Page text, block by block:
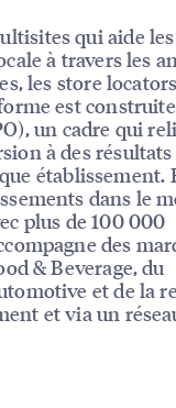
qui aide
à travers les
les store
est
un cadre qui
à des résultats
établissement.
dans le
plus de 100 000
des
& Beverage, du
et de la
et via un